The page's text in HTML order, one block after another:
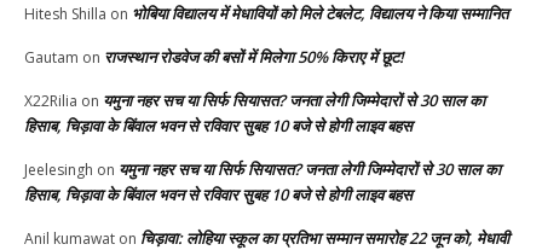
Hitesh Shilla on भोबिया विद्यालय में मेधावियों को मिले टेबलेट, विद्यालय ने किया सम्मानित
Gautam on राजस्थान रोडवेज की बसों में मिलेगा 50% किराए में छूट!
X22Rilia on यमुना नहर सच या सिर्फ सियासत? जनता लेगी जिम्मेदारों से 30 साल का
हिसाब, चिड़ावा के बिंवाल भवन से रविवार सुबह 10 बजे से होगी लाइव बहस
Jeelesingh on यमुना नहर सच या सिर्फ सियासत? जनता लेगी जिम्मेदारों से 30 साल का
हिसाब, चिड़ावा के बिंवाल भवन से रविवार सुबह 10 बजे से होगी लाइव बहस
Anil kumawat on चिड़ावा: लोहिया स्कूल का प्रतिभा सम्मान समारोह 22 जून को, मेधावी